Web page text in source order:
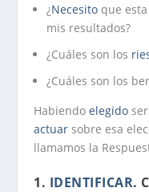
¿Necesito que esta
mis resultados?
¿Cuáles son los
¿Cuáles son los
Habiendoelegido
actuar sobre esa
llamamos la
1. IDENTIFICAR.